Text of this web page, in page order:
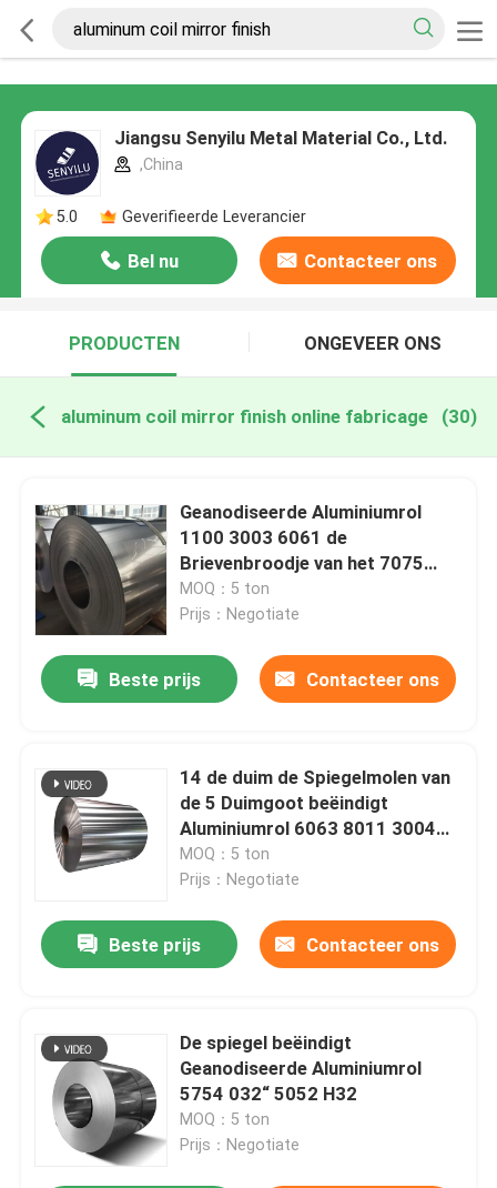
Jiangsu Senyilu Metal Material Co., Ltd.
,China
5.0 Geverifieerde Leverancier
Bel nu Contacteer ons
PRODUCTEN ONGEVEER ONS
aluminum coil mirror finish online fabricage (30)
Geanodiseerde Aluminiumrol
1100 3003 6061 de
Brievenbroodje van het 7075
Gootkanaal voor Tank
MOQ：5 ton
Prijs：Negotiate
Beste prijs Contacteer ons
14 de duim de Spiegelmolen van
de 5 Duimgoot beëindigt
Aluminiumrol 6063 8011 3004
Met een laag bedekte de Kleur
van A1050 A5052
MOQ：5 ton
Prijs：Negotiate
Beste prijs Contacteer ons
De spiegel beëindigt
Geanodiseerde Aluminiumrol
5754 032“ 5052 H32
MOQ：5 ton
Prijs：Negotiate